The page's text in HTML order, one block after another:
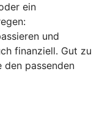
ein
und
finanziell. Gut zu
den passenden